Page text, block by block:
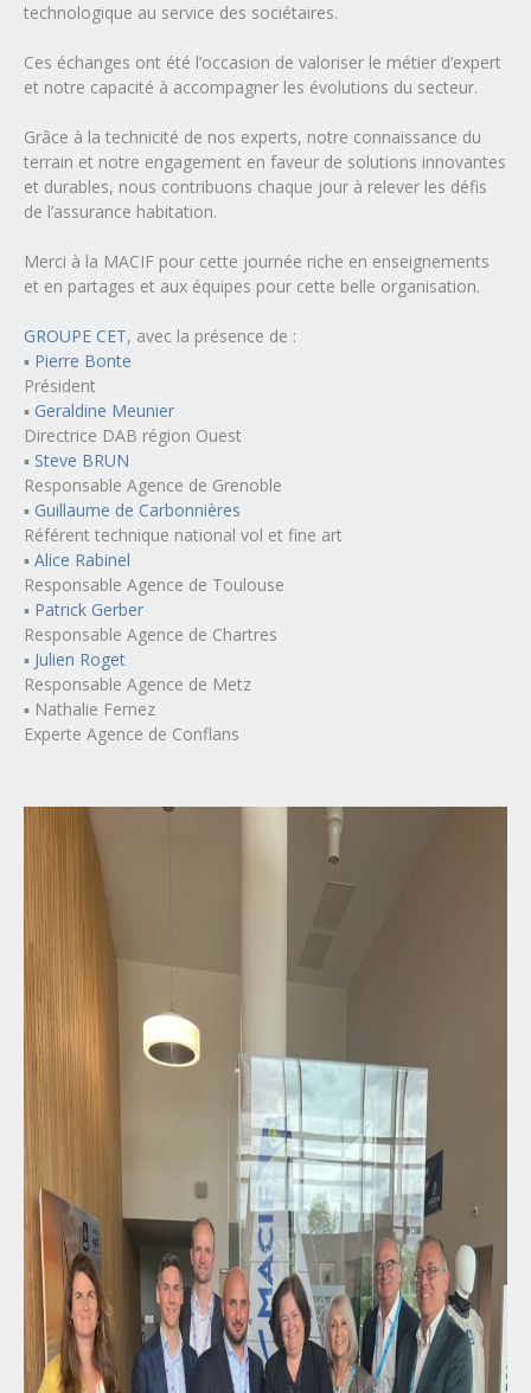
technologique au service des sociétaires.
Ces échanges ont été l’occasion de valoriser le métier d’expert
et notre capacité à accompagner les évolutions du secteur.
Grâce à la technicité de nos experts, notre connaissance du
terrain et notre engagement en faveur de solutions innovantes
et durables, nous contribuons chaque jour à relever les défis
de l’assurance habitation.
Merci à la MACIF pour cette journée riche en enseignements
et en partages et aux équipes pour cette belle organisation.
GROUPE CET, avec la présence de :
▪️ Pierre Bonte
Président
▪️ Geraldine Meunier
Directrice DAB région Ouest
▪️ Steve BRUN
Responsable Agence de Grenoble
▪️ Guillaume de Carbonnières
Référent technique national vol et fine art
▪️ Alice Rabinel
Responsable Agence de Toulouse
▪️ Patrick Gerber
Responsable Agence de Chartres
▪️ Julien Roget
Responsable Agence de Metz
▪️ Nathalie Fernez
Experte Agence de Conflans